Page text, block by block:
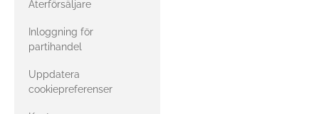
med Heavy
Merino
Återförsäljare
Inloggning för
partihandel
Uppdatera
cookiepreferenser